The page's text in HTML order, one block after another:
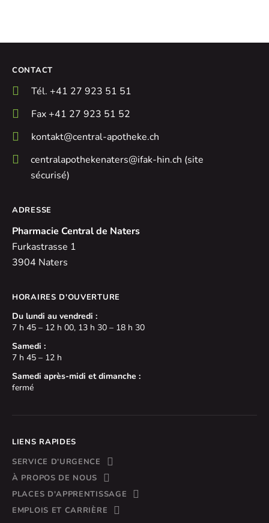
CONTACT
Tél. +41 27 923 51 51
Fax +41 27 923 51 52
kontakt@central-apotheke.ch
centralapothekenaters@ifak-hin.ch (site
sécurisé)
ADRESSE
Pharmacie Central de Naters
Furkastrasse 1
3904 Naters
HORAIRES D'OUVERTURE
Du lundi au vendredi :
7 h 45 – 12 h 00, 13 h 30 – 18 h 30
Samedi :
7 h 45 – 12 h
Samedi après-midi et dimanche :
fermé
LIENS RAPIDES
SERVICE D'URGENCE
À PROPOS DE NOUS
PLACES D'APPRENTISSAGE
EMPLOIS ET CARRIÈRE